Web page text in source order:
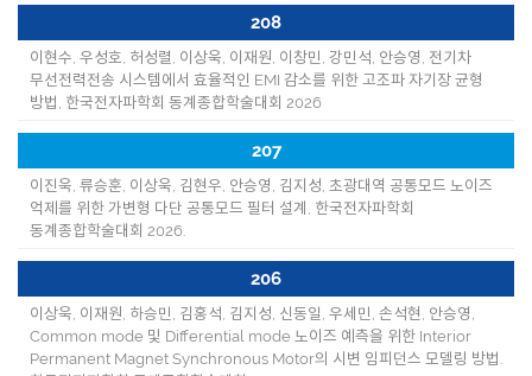
208
이현수, 우성호, 허성렬, 이상욱, 이재원, 이창민, 강민석, 안승영, 전기차
무선전력전송 시스템에서 효율적인 EMI 감소를 위한 고조파 자기장 균형
방법, 한국전자파학회 동계종합학술대회 2026
207
이진욱, 류승훈, 이상욱, 김현우, 안승영, 김지성, 초광대역 공통모드 노이즈
억제를 위한 가변형 다단 공통모드 필터 설계, 한국전자파학회
동계종합학술대회 2026.
206
이상욱, 이재원, 하승민, 김홍석, 김지성, 신동일, 우세민, 손석현, 안승영,
Common mode 및 Differential mode 노이즈 예측을 위한 Interior
Permanent Magnet Synchronous Motor의 시변 임피던스 모델링 방법.